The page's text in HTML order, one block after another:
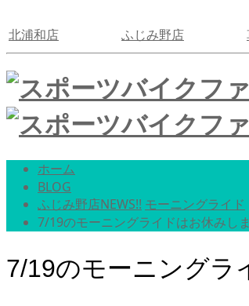
北浦和店 ふじみ野店
ホーム
BLOG
ふじみ野店NEWS!! モーニングライド
7/19のモーニングライドはお休みしま
7/19のモーニングラ